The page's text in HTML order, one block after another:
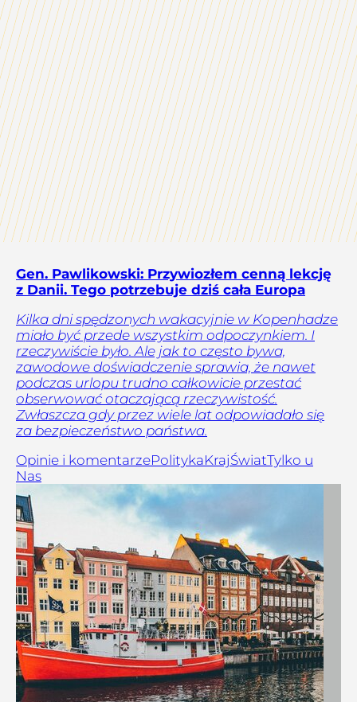
Gen. Pawlikowski: Przywiozłem cenną lekcję
z Danii. Tego potrzebuje dziś cała Europa
Kilka dni spędzonych wakacyjnie w Kopenhadze
miało być przede wszystkim odpoczynkiem. I
rzeczywiście było. Ale jak to często bywa,
zawodowe doświadczenie sprawia, że nawet
podczas urlopu trudno całkowicie przestać
obserwować otaczającą rzeczywistość.
Zwłaszcza gdy przez wiele lat odpowiadało się
za bezpieczeństwo państwa.
Opinie i komentarzePolitykaKrajŚwiatTylko u
Nas